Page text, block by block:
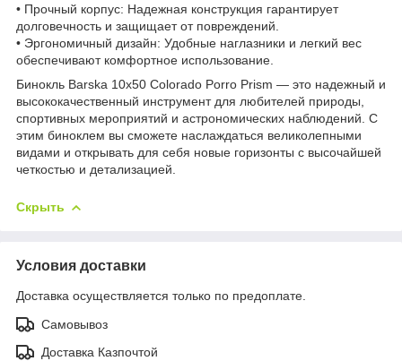
• Прочный корпус: Надежная конструкция гарантирует
долговечность и защищает от повреждений.
• Эргономичный дизайн: Удобные наглазники и легкий вес
обеспечивают комфортное использование.
Бинокль Barska 10x50 Colorado Porro Prism — это надежный и
высококачественный инструмент для любителей природы,
спортивных мероприятий и астрономических наблюдений. С
этим биноклем вы сможете наслаждаться великолепными
видами и открывать для себя новые горизонты с высочайшей
четкостью и детализацией.
Скрыть
Условия доставки
Доставка осуществляется только по предоплате.
Самовывоз
Доставка Казпочтой